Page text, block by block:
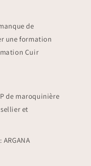
de
une formation
Cuir
de maroquinière
et